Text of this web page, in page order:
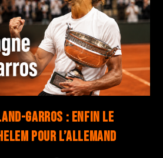
Garros : enfin le
pour l’Allemand